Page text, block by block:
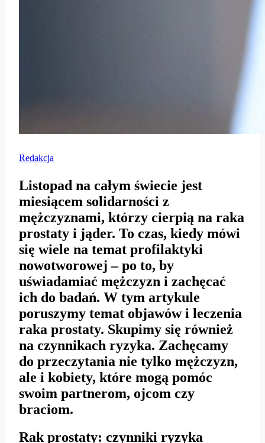
Redakcja
Listopad na całym świecie jest
miesiącem solidarności z
mężczyznami, którzy cierpią na raka
prostaty i jąder. To czas, kiedy mówi
się wiele na temat profilaktyki
nowotworowej – po to, by
uświadamiać mężczyzn i zachęcać
ich do badań. W tym artykule
poruszymy temat objawów i leczenia
raka prostaty. Skupimy się również
na czynnikach ryzyka. Zachęcamy
do przeczytania nie tylko mężczyzn,
ale i kobiety, które mogą pomóc
swoim partnerom, ojcom czy
braciom.
Rak prostaty: czynniki ryzyka